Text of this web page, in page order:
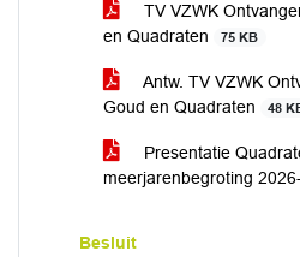
TV VZWK
en Quadraten
75 KB
Antw. TV VZWK
Goud en Quadraten
48
Presentatie
meerjarenbegroting
Besluit